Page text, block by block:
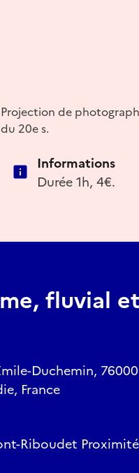
Projection de
du 20e s.
Informations
Durée 1h, 4€.
fluvial
Duchemin,
France
Riboudet